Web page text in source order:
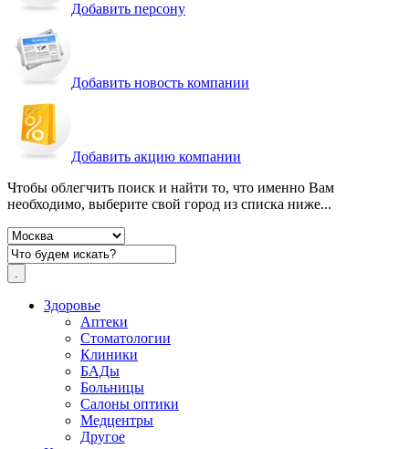
Добавить персону
Добавить новость компании
Добавить акцию компании
Чтобы облегчить поиск и найти то, что именно Вам
необходимо, выберите свой город из списка ниже...
Здоровье
Аптеки
Стоматологии
Клиники
БАДы
Больницы
Салоны оптики
Медцентры
Другое